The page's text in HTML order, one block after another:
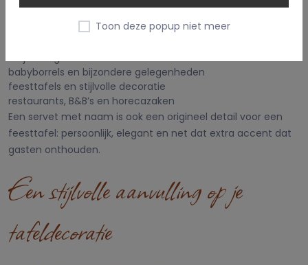
huwelijken en verlovingen
verjaardagen en diners
babyborrels en bijzondere gelegenheden
feesttafels en stijlvolle decoratie
restaurants, B&B’s en horecazaken
Een servet met naam is ook een origineel detail voor een
feesttafel: persoonlijk, elegant en net dat extra accent dat
gasten onthouden.
Een stijlvolle aanvulling op je
tafeldecoratie
Toon deze popup niet meer